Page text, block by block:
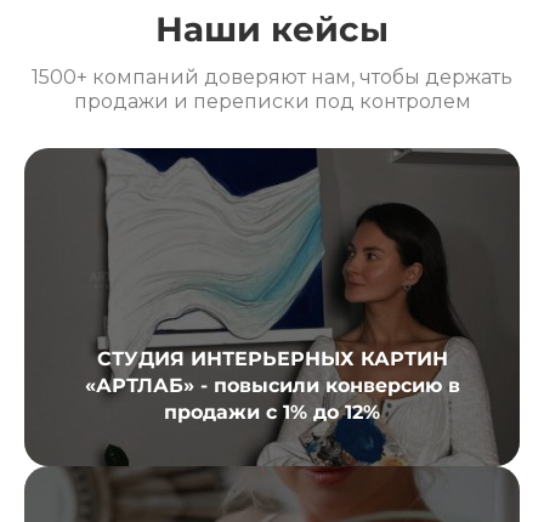
Наши кейсы
1500+ компаний доверяют нам, чтобы держать
продажи и переписки под контролем
СТУДИЯ ИНТЕРЬЕРНЫХ КАРТИН
«АРТЛАБ» - повысили конверсию в
продажи с 1% до 12%